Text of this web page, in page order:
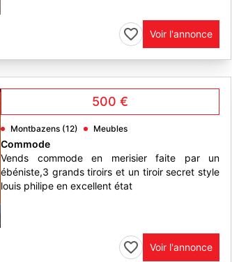
Voir l'annonce
500 €
Montbazens (12) Meubles
Commode
Vends commode en merisier faite par un
ébéniste,3 grands tiroirs et un tiroir secret style
louis philipe en excellent état
Voir l'annonce